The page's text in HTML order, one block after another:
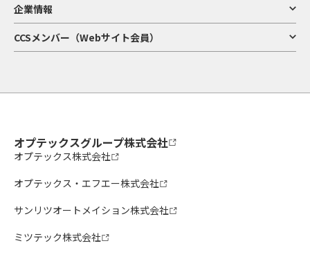
企業情報
CCSメンバー（Webサイト会員）
オプテックスグループ株式会社
オプテックス株式会社
オプテックス・エフエー株式会社
サンリツオートメイション株式会社
ミツテック株式会社